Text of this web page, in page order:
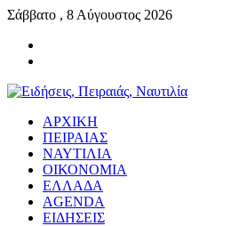
Σάββατο , 8 Αύγουστος 2026
ΑΡΧΙΚΗ
ΠΕΙΡΑΙΑΣ
ΝΑΥΤΙΛΙΑ
ΟΙΚΟΝΟΜΙΑ
ΕΛΛΑΔΑ
AGENDA
ΕΙΔΗΣΕΙΣ